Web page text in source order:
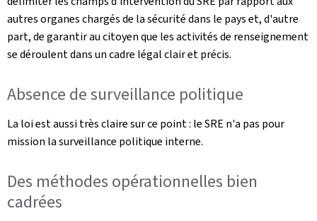
autres organes chargés de la sécurité dans le pays et, d'autre
part, de garantir au citoyen que les activités de renseignement
se déroulent dans un cadre légal clair et précis.
Absence de surveillance politique
La loi est aussi très claire sur ce point : le SRE n'a pas pour
mission la surveillance politique interne.
Des méthodes opérationnelles bien
cadrées